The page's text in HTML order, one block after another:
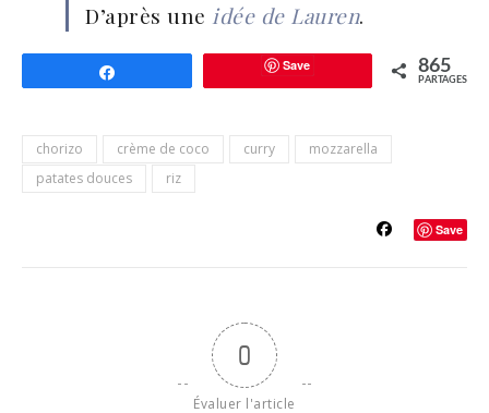
D’après une idée de Lauren.
Save 865
PARTAGES
chorizo crème de coco curry
mozzarella
patates douces
riz
Save
0
Évaluer l'article